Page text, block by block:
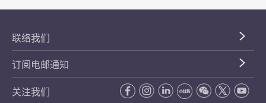
联络我们
订阅电邮通知
关注我们